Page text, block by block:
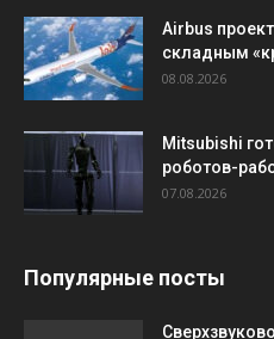
Airbus
складным
08.08.2026
Mitsubishi
роботов-
07.08.2026
Популярные посты